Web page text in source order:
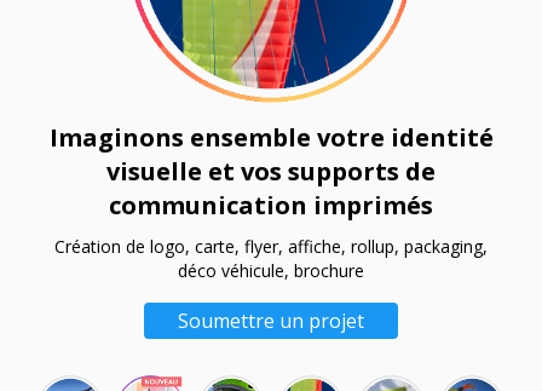
Imaginons ensemble votre identité
visuelle et vos supports de
communication imprimés
Création de logo, carte, flyer, affiche, rollup, packaging,
déco véhicule, brochure
Soumettre un projet